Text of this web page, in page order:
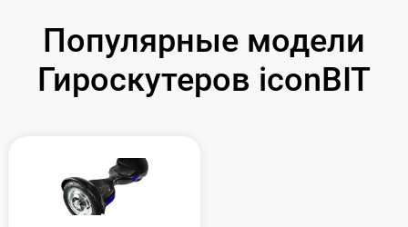
Популярные модели
Гироскутеров iconBIT